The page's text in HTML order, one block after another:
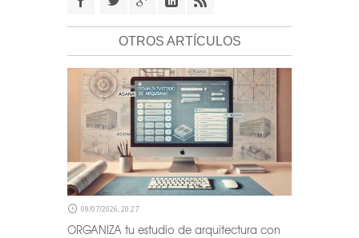
OTROS ARTÍCULOS
09/07/2026, 20:27
ORGANIZA tu estudio de arquitectura con